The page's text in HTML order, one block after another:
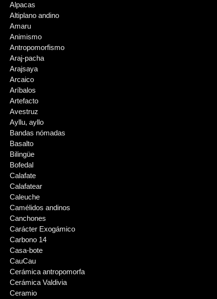
Alpacas
Altiplano andino
Amaru
Animismo
Antropomorfismo
Araj-pacha
Arajsaya
Arcaico
Aríbalos
Artefacto
Avestruz
Ayllu, ayllo
Bandas nómadas
Basalto
Bilingüe
Bofedal
Calafate
Calafatear
Caleuche
Camélidos andinos
Canchones
Carácter Exogámico
Carbono 14
Casa-bote
CauCau
Cerámica antropomorfa
Cerámica Valdivia
Ceramio